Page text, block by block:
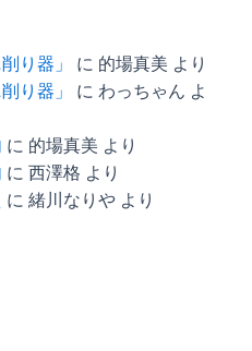
り器」 に 的場真美 より
り器」
に わっちゃん よ
に 的場真美 より
に 西澤格 より
に 緒川なりや より